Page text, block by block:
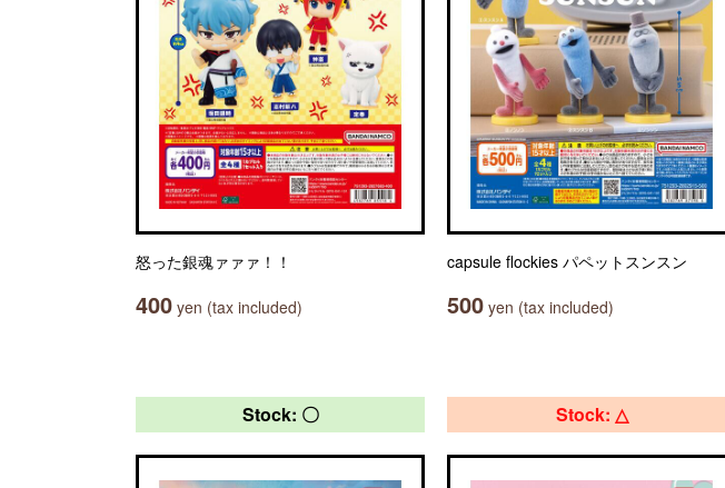
怒った銀魂ァァァ！！
400 yen (tax included)
capsule flockies パペットスンスン
500 yen (tax included)
Stock: 〇 Stock: △